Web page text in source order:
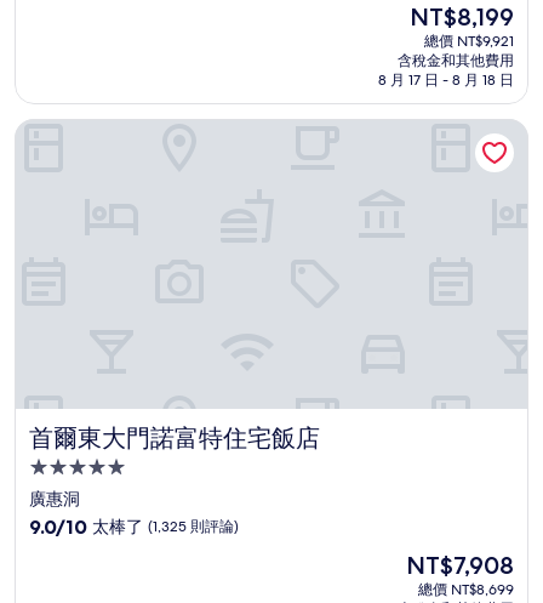
太
棒
現
在
價
格
為
NT$8,199
NT$8,199
總價 NT$9,921
含稅金和其他費用
8 月 17 日 - 8 月 18 日
首爾東大門諾富特住宅飯店
首爾東大門諾富特住宅飯店
5.0
星
級
廣惠洞
9.0
9.0/10 太棒了 (1,325 則評論)
現
在
NT$7,908
總價 NT$8,699
首爾東大門諾富特住宅飯店